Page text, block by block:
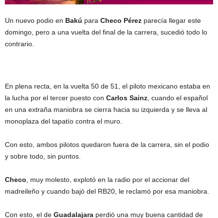
Un nuevo podio en Bakú para Checo Pérez parecía llegar este
domingo, pero a una vuelta del final de la carrera, sucedió todo lo
contrario.
En plena recta, en la vuelta 50 de 51, el piloto mexicano estaba en
la lucha por el tercer puesto con Carlos Sainz , cuando el español
en una extraña maniobra se cierra hacia su izquierda y se lleva al
monoplaza del tapatío contra el muro.
Con esto, ambos pilotos quedaron fuera de la carrera, sin el podio
y sobre todo, sin puntos.
Checo , muy molesto, explotó en la radio por el accionar del
madreileño y cuando bajó del RB20, le reclamó por esa maniobra.
Con esto, el de Guadalajara perdió una muy buena cantidad de